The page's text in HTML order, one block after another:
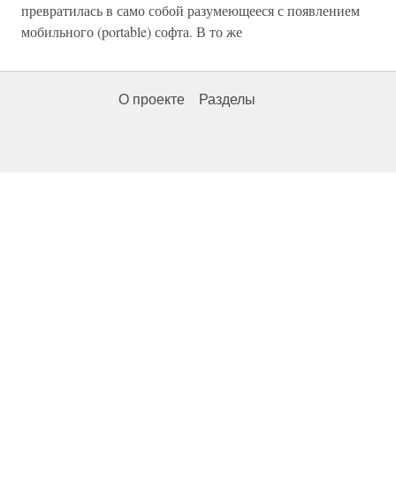
превратилась в само собой разумеющееся с появлением
мобильного (portable) софта. В то же
О проекте Разделы